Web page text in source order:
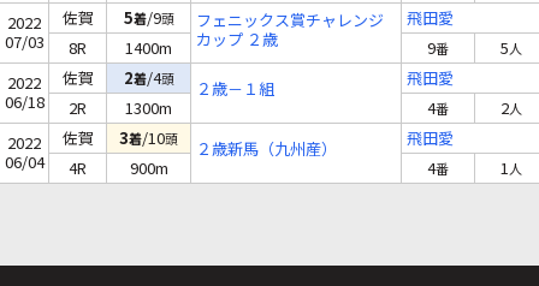
2022
07/03
佐賀 5着/9頭
フェニックス賞チャレンジ
カップ ２歳
飛田愛
8R
1400m 9番 5人
2022
06/18
佐賀 2着/4頭 ２歳－１組
飛田愛
2R
1300m 4番 2人
2022
06/04
佐賀 3着/10頭 ２歳新馬（九州産）
飛田愛
4R
900m 4番 1人